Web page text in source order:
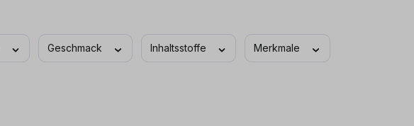
Geschmack Inhaltsstoffe Merkmale